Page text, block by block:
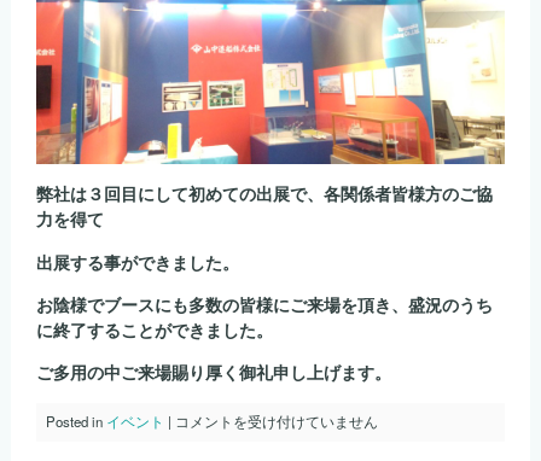
弊社は３回目にして初めての出展で、各関係者皆様方のご協
力を得て
出展する事ができました。
お陰様でブースにも多数の皆様にご来場を頂き、盛況のうち
に終了することができました。
ご多用の中ご来場賜り厚く御礼申し上げます。
Posted in イベント | バ
コメントを受け付けていません